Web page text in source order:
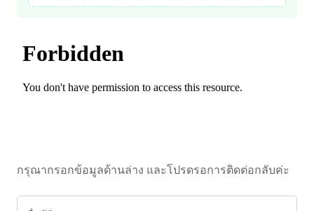
กรุณากรอกข้อมูลด้านล่าง และโปรดรอการติดต่อกลับค่ะ